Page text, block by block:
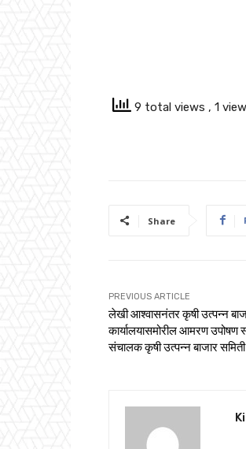
9 total views , 1
Share
PREVIOUS ARTICLE
लेखी आश्वासनंतर कृषी उत्पन्न
कार्यालयासमोरील आमरण उपोषण
संचालक कृषी उत्पन्न बाजार